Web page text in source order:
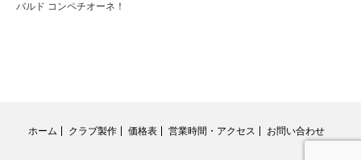
バルド コンペチオーネ！
ホーム クラブ製作 価格表 営業時間・アクセス お問い合わせ